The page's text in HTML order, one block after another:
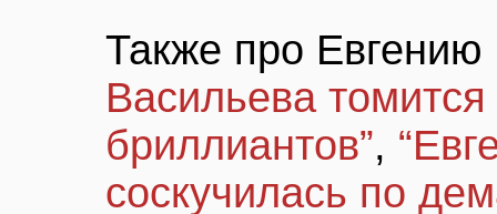
Также про
Васильева томится
бриллиантов”,
соскучилась по